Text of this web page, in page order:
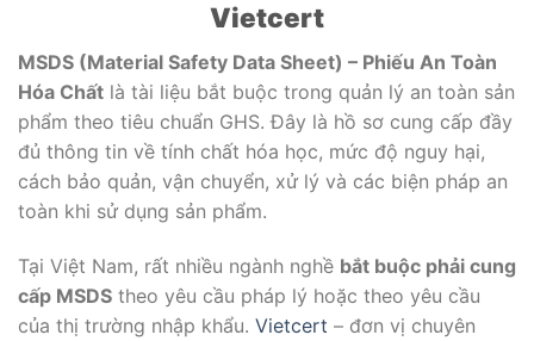
Vietcert
MSDS (Material Safety Data Sheet) – Phiếu An Toàn
Hóa Chất là tài liệu bắt buộc trong quản lý an toàn sản
phẩm theo tiêu chuẩn GHS. Đây là hồ sơ cung cấp đầy
đủ thông tin về tính chất hóa học, mức độ nguy hại,
cách bảo quản, vận chuyển, xử lý và các biện pháp an
toàn khi sử dụng sản phẩm.
Tại Việt Nam, rất nhiều ngành nghề bắt buộc phải cung
cấp MSDS theo yêu cầu pháp lý hoặc theo yêu cầu
của thị trường nhập khẩu. Vietcert – đơn vị chuyên